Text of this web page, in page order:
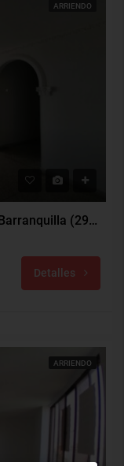
ARRIENDO
Apartamento Arriendo, La Cumbre, Barranquilla (29749)
Detalles
ARRIENDO